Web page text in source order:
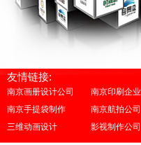
友情链接:
南京画册设计公司 南京印刷企业
南京手提袋制作
南京航拍公司
三维动画设计
影视制作公司